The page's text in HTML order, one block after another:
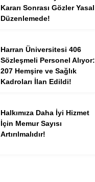
Kararı Sonrası Gözler Yasal
Düzenlemede!
Harran Üniversitesi 406
Sözleşmeli Personel Alıyor:
207 Hemşire ve Sağlık
Kadroları İlan Edildi!
Halkımıza Daha İyi Hizmet
İçin Memur Sayısı
Artırılmalıdır!